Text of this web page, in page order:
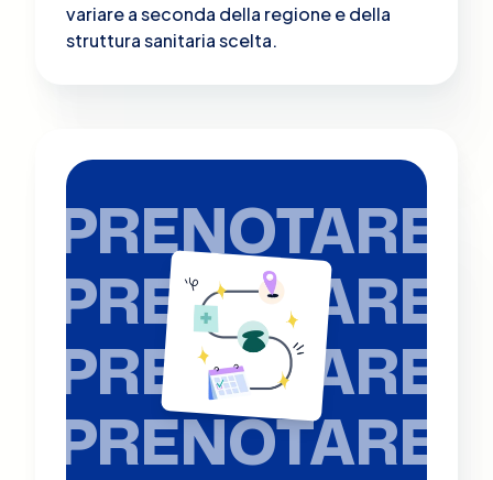
variare a seconda della regione e della
struttura sanitaria scelta.
PRENOTARE
PRENOTARE
PRENOTARE
PRENOTARE